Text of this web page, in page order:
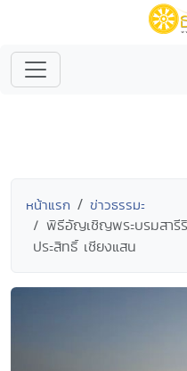
หน้าแรก ข่าวธรรมะ
พิธีอัญเชิญพระบรมสารี
ประสิทธิ์ เชียงแสน